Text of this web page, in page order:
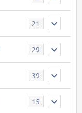
21
29
39
15